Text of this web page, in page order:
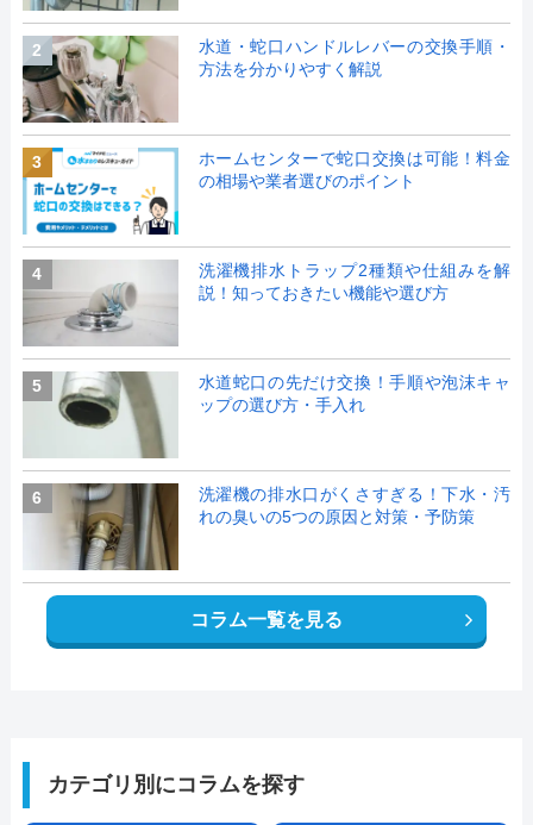
2
水道・蛇口ハンドルレバーの交換手順・
方法を分かりやすく解説
3
ホームセンターで蛇口交換は可能！料金
の相場や業者選びのポイント
4
洗濯機排水トラップ2種類や仕組みを解
説！知っておきたい機能や選び方
5
水道蛇口の先だけ交換！手順や泡沫キャ
ップの選び方・手入れ
6
洗濯機の排水口がくさすぎる！下水・汚
れの臭いの5つの原因と対策・予防策
コラム一覧を見る
カテゴリ別にコラムを探す